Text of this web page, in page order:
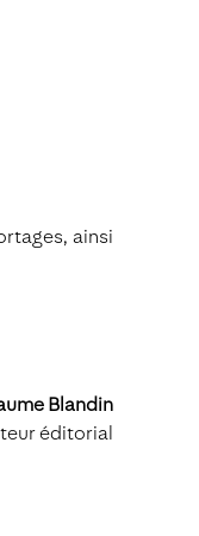
ainsi
Blandin
éditorial